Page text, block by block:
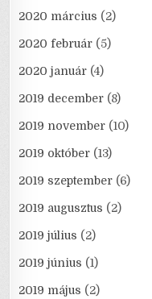
2020 március (2)
2020 február (5)
2020 január (4)
2019 december (8)
2019 november (10)
2019 október (13)
2019 szeptember (6)
2019 augusztus (2)
2019 július (2)
2019 június (1)
2019 május (2)